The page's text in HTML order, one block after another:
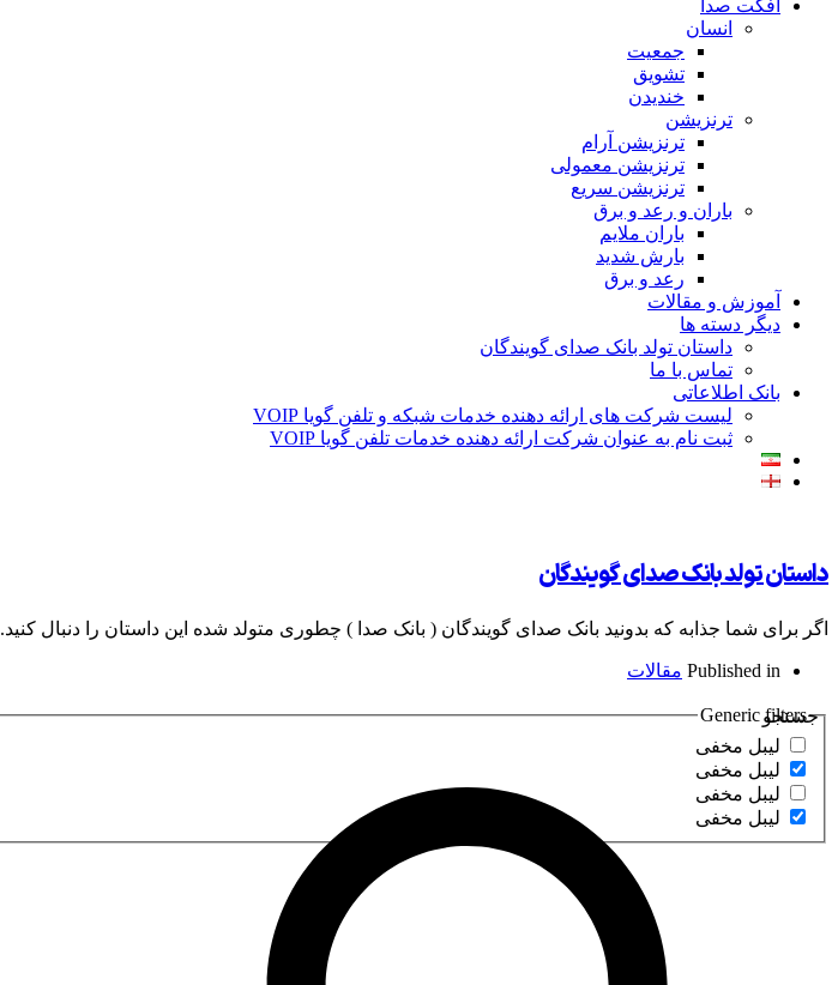
افکت صدا
انسان
جمعیت
تشویق
خندیدن
ترنزیشن
ترنزیشن آرام
ترنزیشن معمولی
ترنزیشن سریع
باران و رعد و برق
باران ملایم
بارش شدید
رعد و برق
آموزش و مقالات
دیگر دسته ها
داستان تولد بانک صدای گویندگان
تماس با ما
بانک اطلاعاتی
لیست شرکت های ارائه دهنده خدمات شبکه و تلفن گویا VOIP
ثبت نام به عنوان شرکت ارائه دهنده خدمات تلفن گویا VOIP
داستان تولد بانک صدای گویندگان
اگر برای شما جذابه که بدونید بانک صدای گویندگان ( بانک صدا ) چطوری متولد شده این داستان را دنبال کنید.
Published in مقالات
جستجو
Generic filters
لیبل مخفی
لیبل مخفی
لیبل مخفی
لیبل مخفی